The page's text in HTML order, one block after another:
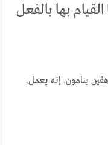
بها بالفعل
ينامون. إنه يعمل.